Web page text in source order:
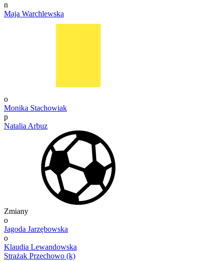
n
Maja Warchlewska
o
Monika Stachowiak
p
Natalia Arbuz
Zmiany
o
Jagoda Jarzębowska
o
Klaudia Lewandowska
Strażak Przechowo (k)